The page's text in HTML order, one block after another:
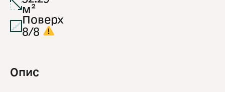
м²
Поверх
8/8
Опис